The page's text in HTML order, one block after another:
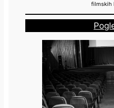
filmskih